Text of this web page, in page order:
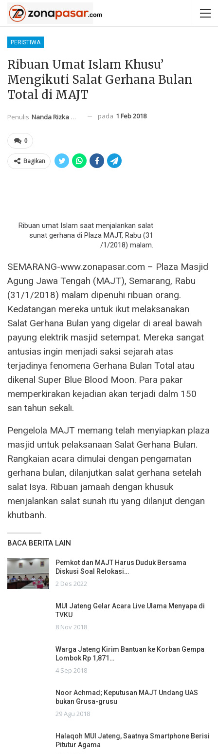
PERISTIWA
Ribuan Umat Islam Khusu’
Mengikuti Salat Gerhana Bulan
Total di MAJT
Penulis Nanda Rizka Mahendra pada 1 Feb 2018
0
Bagikan
Ribuan umat Islam saat menjalankan salat
sunat gerhana di Plaza MAJT, Rabu (31
/1/2018) malam.
SEMARANG-www.zonapasar.com – Plaza Masjid
Agung Jawa Tengah (MAJT), Semarang, Rabu
(31/1/2018) malam dipenuhi ribuan orang.
Kedatangan mereka untuk ikut melaksanakan
Salat Gerhana Bulan yang digelar di areal bawah
payung elektrik masjid setempat. Mereka sangat
antusias ingin menjadi saksi sejarah atas
terjadinya fenomena Gerhana Bulan Total atau
dikenal Super Blue Blood Moon. Para pakar
memperkirakan kejadian akan terjadi dalm 150
san tahun sekali.
Pengelola MAJT memang telah menyiapkan plaza
masjid untuk pelaksanaan Salat Gerhana Bulan.
Rangkaian acara dimulai dengan pengamatan
gerhana bulan, dilanjutkan salat gerhana setelah
salat Isya. Ribuan jamaah dengan khusuk
menjalankan salat sunah itu yang dilanjut dengan
khutbanh.
BACA BERITA LAIN
Pemkot dan MAJT Harus Duduk Bersama
Diskusi Soal Relokasi…
2 Des 2022
MUI Jateng Gelar Acara Live Ulama Menyapa di
TVKU
8 Nov 2018
Warga Jateng Kirim Bantuan ke Korban Gempa
Lombok Rp 1,871…
4 Sep 2018
Noor Achmad; Keputusan MAJT Undang UAS
bukan Grusa-grusu
29 Agu 2018
Halaqoh MUI Jateng, Saatnya Smartphone Berisi
Pitutur Agama